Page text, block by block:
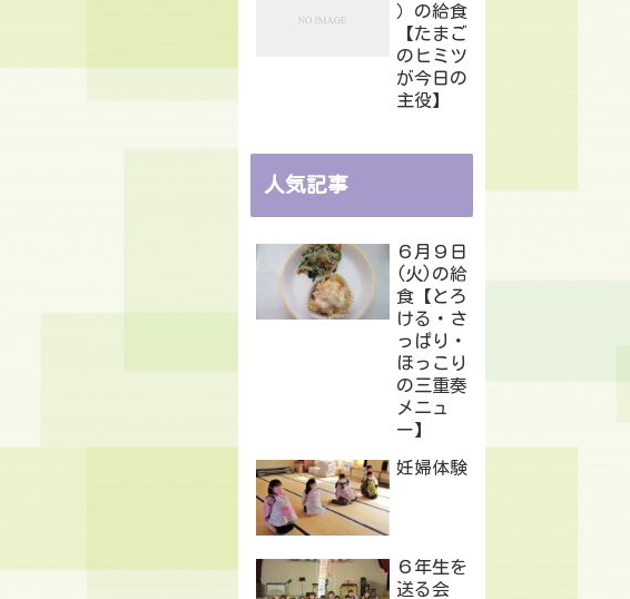
）の給食
【たまご
のヒミツ
が今日の
主役】
人気記事
６月９日
(火)の給
食【とろ
ける・さ
っぱり・
ほっこり
の三重奏
メニュ
ー】
妊婦体験
６年生を
送る会